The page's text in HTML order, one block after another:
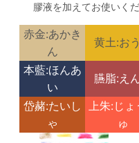
膠液を加えてお使いくだ
赤金:あかき
ん
黄土:お
本藍:ほんあ
い
臙脂:え
岱赭:たいし
ゃ
上朱:じょ
ゅ